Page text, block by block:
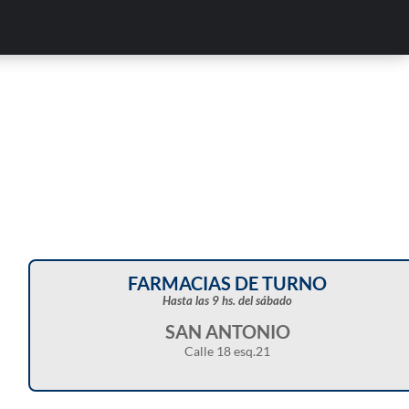
FARMACIAS DE TURNO
Hasta las 9 hs. del sábado
SAN ANTONIO
Calle 18 esq.21